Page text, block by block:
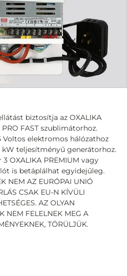
biztosítja az OXALIKA
PRO FAST szublimátorhoz.
Voltos elektromos hálózathoz
kW teljesítményű generátorhoz.
OXALIKA PREMIUM vagy
is betáplálhat egyidejűleg.
NEM AZ EURÓPAI UNIÓ
CSAK EU-N KÍVÜLI
AZ OLYAN
NEM FELELNEK MEG A
TÖRÜLJÜK.